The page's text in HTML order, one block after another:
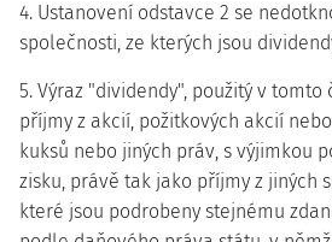
4. Ustanovení odstavce 2 se
společnosti, ze kterých jsou
5. Výraz "dividendy", použitý v tomto
příjmy z akcií, požitkových akcií
kuksů nebo jiných práv, s výjimkou
zisku, právě tak jako příjmy z jiných
které jsou podrobeny stejnému